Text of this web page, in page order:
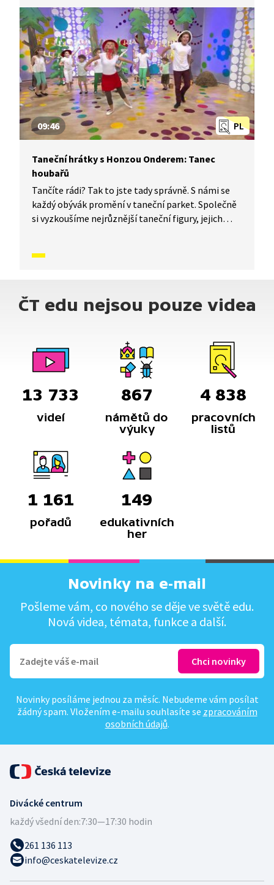
každého tanečního parketu. Dneska si ukážeme,
jak to vypadá, když se tančí Tanec roztleskávaček.
PL
09:46
Taneční hrátky s Honzou Onderem: Tanec
houbařů
Tančíte rádi? Tak to jste tady správně. S námi se
každý obývák promění v taneční parket. Společně
si vyzkoušíme nejrůznější taneční figury, jejich
vás inspirovali a udělali z vás krále či královnu
ČT edu nejsou pouze videa
13 733
videí
867
námětů do
výuky
4 838
pracovních
listů
1 161
pořadů
149
edukativních
her
Novinky na e-mail
Pošleme vám, co nového se děje ve světě edu.
Nová videa, témata, funkce a další.
Novinky posíláme jednou za měsíc. Nebudeme vám posílat
žádný spam. Vložením e-mailu souhlasíte se zpracováním
osobních údajů.